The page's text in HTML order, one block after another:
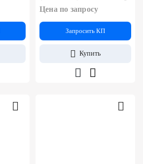
Цена по запросу
Запросить КП
Купить